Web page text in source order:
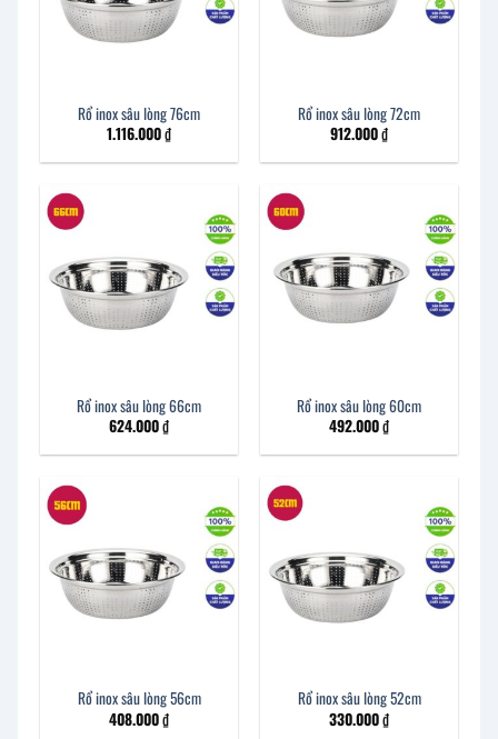
Rổ inox sâu lòng 76cm
1.116.000₫
Rổ inox sâu lòng 72cm
912.000₫
Rổ inox sâu lòng 66cm
624.000₫
Rổ inox sâu lòng 60cm
492.000₫
Rổ inox sâu lòng 56cm
408.000₫
Rổ inox sâu lòng 52cm
330.000₫